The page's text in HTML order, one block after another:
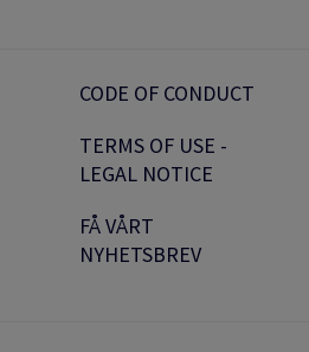
CODE OF CONDUCT
TERMS OF USE -
LEGAL NOTICE
FÅ VÅRT
NYHETSBREV